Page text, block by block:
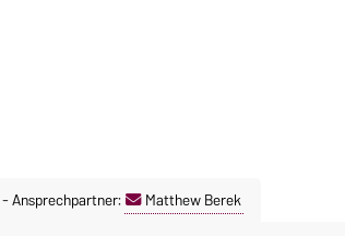
-Ansprechpartner: Matthew Berek